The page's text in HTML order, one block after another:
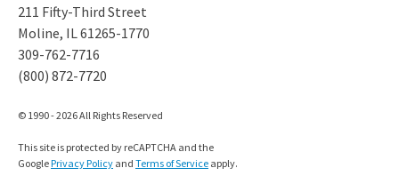
211 Fifty-Third Street
Moline, IL 61265-1770
309-762-7716
(800) 872-7720
© 1990 - 2026 All Rights Reserved
This site is protected by reCAPTCHA and the
GooglePrivacy Policy and Terms of Service apply.